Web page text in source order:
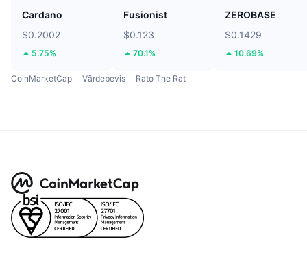
Cardano
$0.2002
5.75%
Fusionist
$0.123
70.1%
ZEROBASE
$0.1429
10.69%
CoinMarketCap Värdebevis Rato The Rat